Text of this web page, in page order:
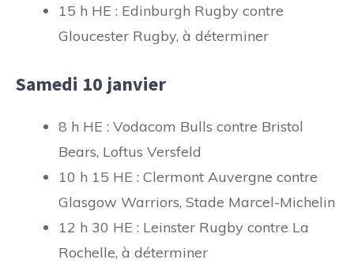
15 h HE : Edinburgh Rugby contre
Gloucester Rugby, à déterminer
Samedi 10 janvier
8 h HE : Vodacom Bulls contre Bristol
Bears, Loftus Versfeld
10 h 15 HE : Clermont Auvergne contre
Glasgow Warriors, Stade Marcel-Michelin
12 h 30 HE : Leinster Rugby contre La
Rochelle, à déterminer